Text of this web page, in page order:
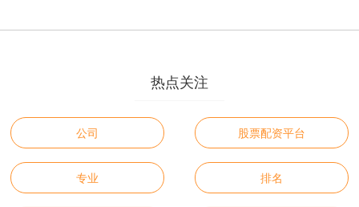
热点关注
公司 股票配资平台
专业 排名